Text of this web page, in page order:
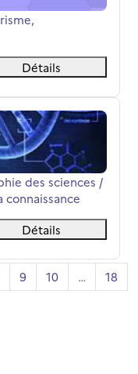
Détails
des sciences /
des sciences /
connaissance
Détails
Page 8
9 Page 9
10Page 10
… 18